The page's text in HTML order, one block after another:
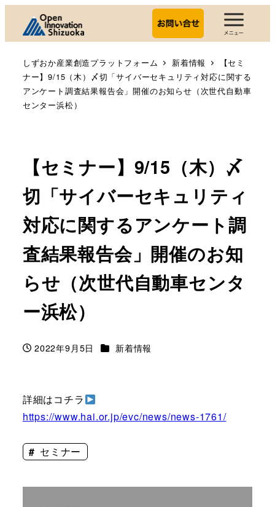
しずおか産業創造プラットフォーム 新着情報
【セミ
ナー】9/15（木）〆切「サイバーセキュリティ対応に関する
アンケート調査結果報告会」開催のお知らせ（次世代自動車
センター浜松）
【セミナー】9/15（木）〆
切「サイバーセキュリティ
対応に関するアンケート調
査結果報告会」開催のお知
らせ（次世代自動車センタ
ー浜松）
投稿日
2022年9月5日 カテゴリー
新着情報
詳細はコチラ
https://www.hai.or.jp/evc/news/news-1761/
セミナー